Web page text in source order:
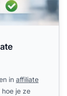
in affiliate
hoe je ze